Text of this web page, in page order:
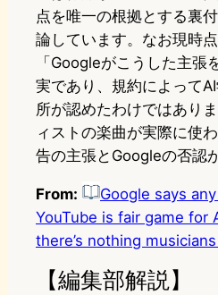
点を唯一の根拠とする裏
論しています。なお現時
「Googleがこうした主張
実であり、規約によって
所が認めたわけではあり
ィストの楽曲が実際に使
告の主張とGoogleの否認
From:
Google says
YouTube is fair game for
there’s nothing
【編集部解説】